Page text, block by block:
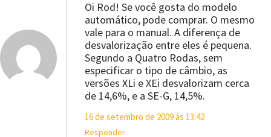
Oi Rod! Se você gosta do modelo
automático, pode comprar. O mesmo
vale para o manual. A diferença de
desvalorização entre eles é pequena.
Segundo a Quatro Rodas, sem
especificar o tipo de câmbio, as
versões XLi e XEi desvalorizam cerca
de 14,6%, e a SE-G, 14,5%.
16 de setembro de 2009 às 13:42
Responder